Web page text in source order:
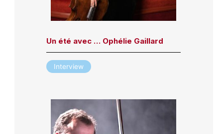
Un été avec … Ophélie Gaillard
Interview